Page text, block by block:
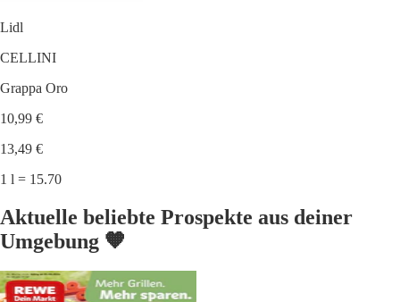
Lidl
CELLINI
Grappa Oro
10,99 €
13,49 €
1 l = 15.70
Aktuelle beliebte Prospekte aus deiner
Umgebung 🧡